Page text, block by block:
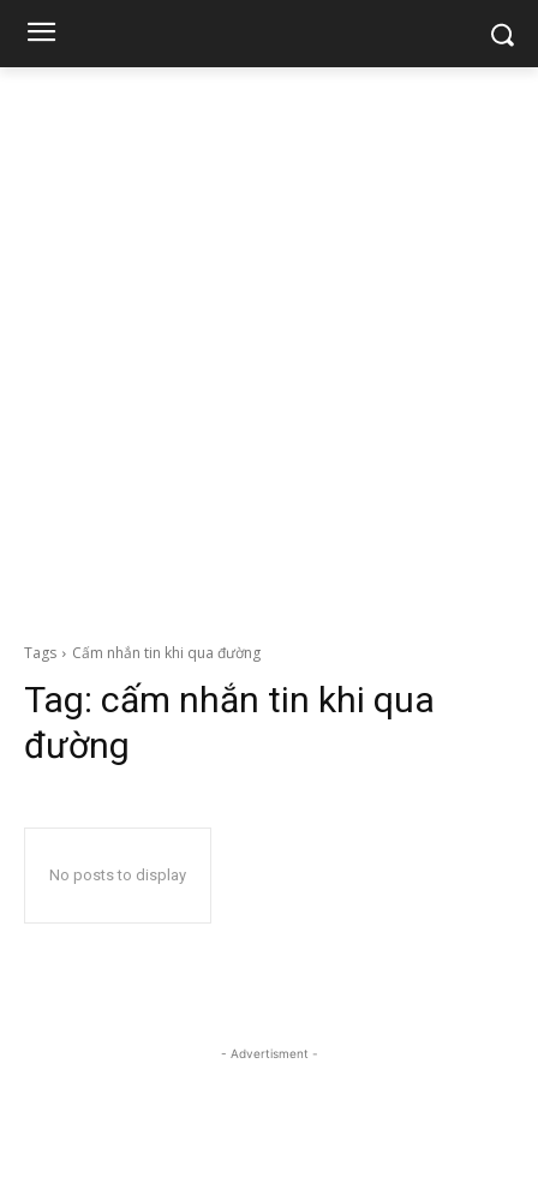
Tags Cấm nhắn tin khi qua đường
Tag: cấm nhắn tin khi qua
đường
No posts to display
- Advertisment -